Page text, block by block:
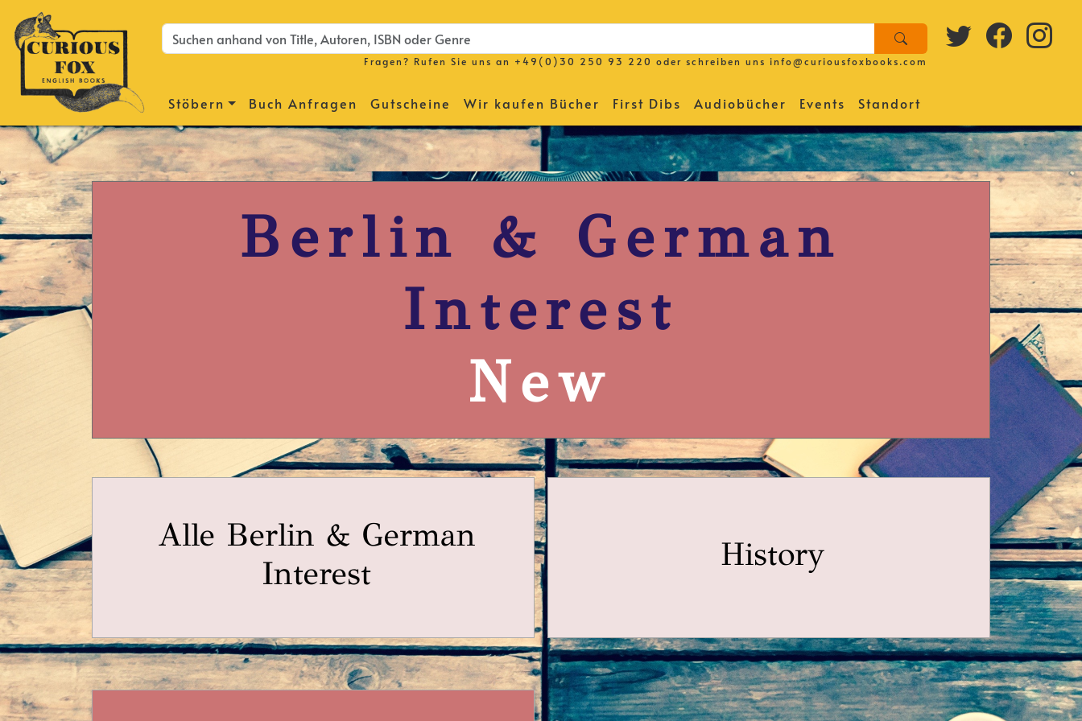
Fragen? Rufen Sie uns an +49(0)30 250 93 220 oder schreiben uns info@curiousfoxbooks.com
Stöbern Buch Anfragen Gutscheine Wir kaufen Bücher First Dibs Audiobücher Events Standort
Berlin & German
Interest
New
Alle Berlin & German
Interest
History